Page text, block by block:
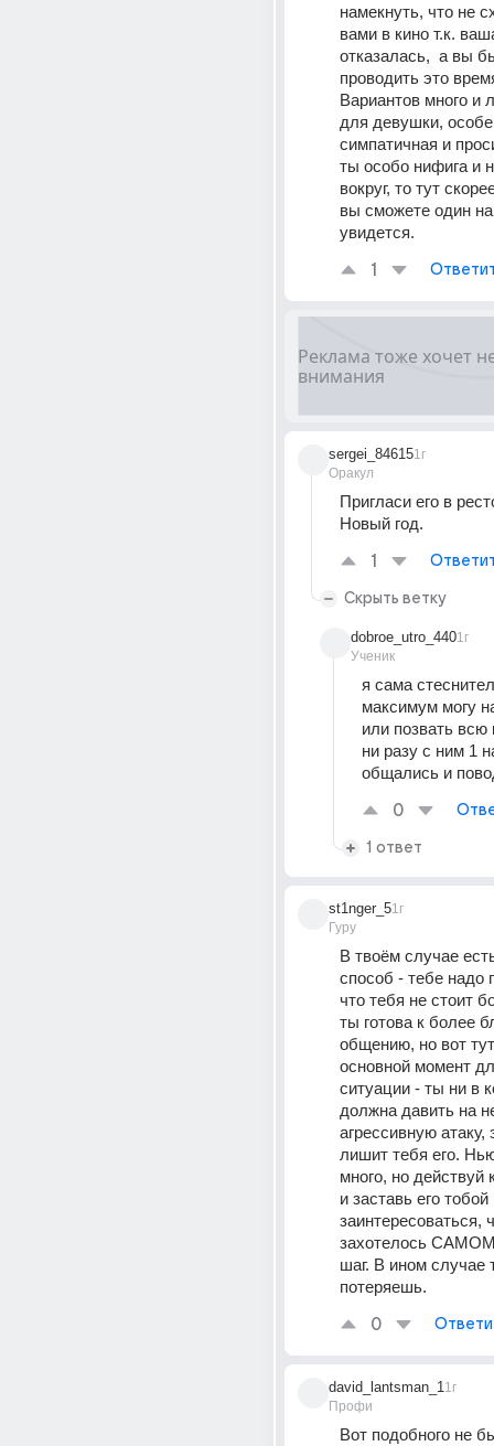
намекнуть, что не
вами в кино т.к.
отказалась,  а вы
проводить это
Вариантов много и
для девушки,
симпатичная и
ты особо нифига и
вокруг, то тут
вы сможете один
увидется.
1
sergei_84615
Оракул
1г
Пригласи его в
Новый год.
1
Скрыть ветку
dobroe_utro_440
Ученик
1г
я сама
максимум могу
или позвать
ни разу с ним 1
общались и
0
1 ответ
st1nger_5
Гуру
1г
В твоём случае
способ - тебе надо
что тебя не стоит
ты готова к более
общению, но вот
основной момент
ситуации - ты ни в
должна давить на
агрессивную атаку,
лишит тебя его.
много, но действуй
и заставь его тобой
заинтересоваться,
захотелось
шаг. В ином случае
потеряешь.
0
david_lantsman_1
Профи
1г
Вот подобного не